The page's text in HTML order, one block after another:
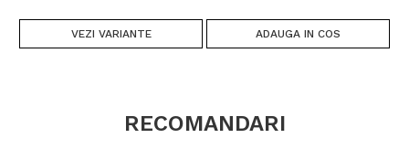
VEZI VARIANTE ADAUGA IN COS
RECOMANDARI